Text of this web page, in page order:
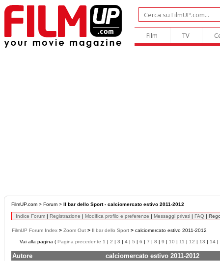
Film TV
FilmUP.com > Forum > Il bar dello Sport - calciomercato estivo 2011-2012
Indice Forum | Registrazione | Modifica profilo e preferenze | Messaggi privati | FAQ |
FilmUP Forum Index > Zoom Out > Il bar dello Sport > calciomercato estivo 2011-2012
Vai alla pagina ( Pagina precedente 1 | 2 | 3 | 4 | 5 | 6 | 7 | 8 | 9 | 10 | 11 | 12 | 13 | 14 |
Autore
calciomercato estivo 2011-2012